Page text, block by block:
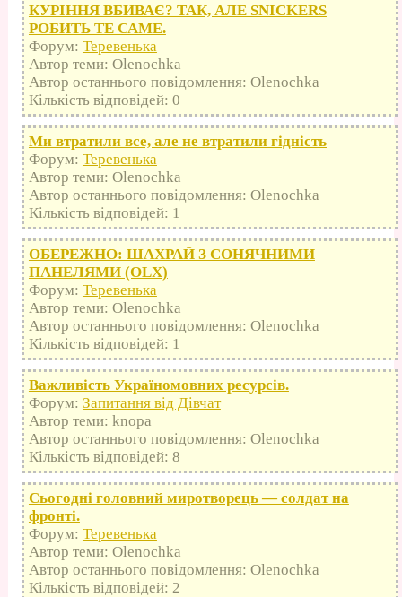
КУРІННЯ ВБИВАЄ? ТАК, АЛЕ SNICKERS
РОБИТЬ ТЕ САМЕ.
Форум: Теревенька
Автор теми: Olenochka
Автор останнього повідомлення: Olenochka
Кількість відповідей: 0
Ми втратили все, але не втратили гідність
Форум: Теревенька
Автор теми: Olenochka
Автор останнього повідомлення: Olenochka
Кількість відповідей: 1
ОБЕРЕЖНО: ШАХРАЙ З СОНЯЧНИМИ
ПАНЕЛЯМИ (OLX)
Форум: Теревенька
Автор теми: Olenochka
Автор останнього повідомлення: Olenochka
Кількість відповідей: 1
Важливість Україномовних ресурсів.
Форум: Запитання від Дівчат
Автор теми: knopa
Автор останнього повідомлення: Olenochka
Кількість відповідей: 8
Сьогодні головний миротворець — солдат на
фронті.
Форум: Теревенька
Автор теми: Olenochka
Автор останнього повідомлення: Olenochka
Кількість відповідей: 2